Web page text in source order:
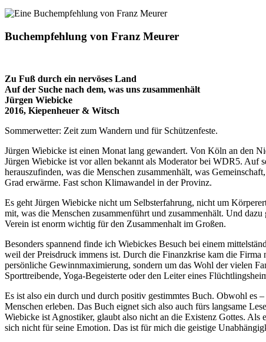
Buchempfehlung von Franz Meurer
Zu Fuß durch ein nervöses Land
Auf der Suche nach dem, was uns zusammenhält
Jürgen Wiebicke
2016, Kiepenheuer & Witsch
Sommerwetter: Zeit zum Wandern und für Schützenfeste.
Jürgen Wiebicke ist einen Monat lang gewandert. Von Köln an den
Jürgen Wiebicke ist vor allen bekannt als Moderator bei WDR5. Auf
herauszufinden, was die Menschen zusammenhält, was
Grad erwärme. Fast schon Klimawandel in der Provinz.
Es geht Jürgen Wiebicke nicht um Selbsterfahrung, nicht um
mit, was die Menschen zusammenführt und zusammenhält. Und
Verein ist enorm wichtig für den Zusammenhalt im Großen.
Besonders spannend finde ich Wiebickes Besuch bei einem
weil der Preisdruck immens ist. Durch die Finanzkrise kam die
persönliche Gewinnmaximierung, sondern um das Wohl der vielen
Sporttreibende, Yoga-Begeisterte oder den Leiter eines
Es ist also ein durch und durch positiv gestimmtes Buch. Obwohl es
Menschen erleben. Das Buch eignet sich also auch fürs langsame
Wiebicke ist Agnostiker, glaubt also nicht an die Existenz Gottes.
sich nicht für seine Emotion. Das ist für mich die geistige